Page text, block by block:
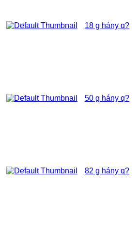
18 g hány q?
50 g hány q?
82 g hány q?